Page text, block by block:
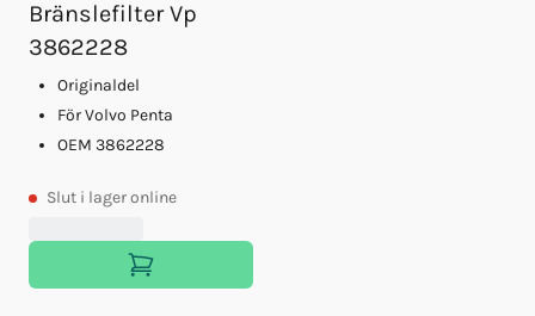
Bränslefilter Vp
3862228
Originaldel
För Volvo Penta
OEM 3862228
Slut i lager online